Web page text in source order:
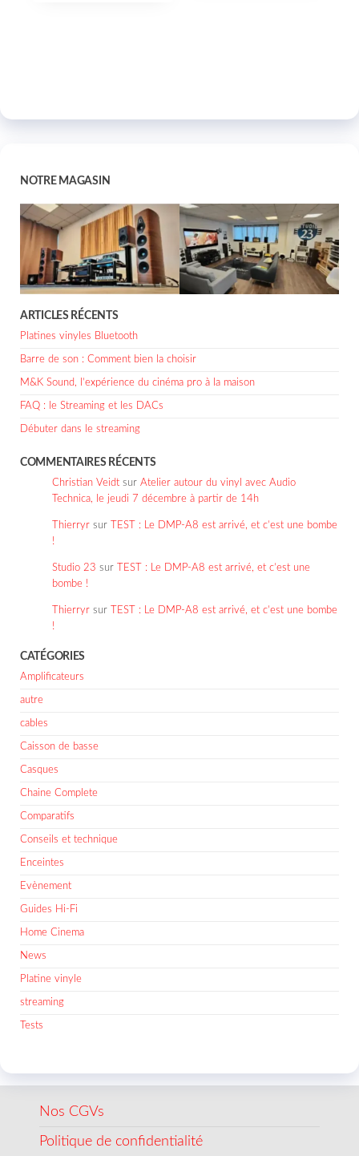
NOTRE MAGASIN
ARTICLES RÉCENTS
Platines vinyles Bluetooth
Barre de son : Comment bien la choisir
M&K Sound, l’expérience du cinéma pro à la maison
FAQ : le Streaming et les DACs
Débuter dans le streaming
COMMENTAIRES RÉCENTS
Christian Veidt sur Atelier autour du vinyl avec Audio
Technica, le jeudi 7 décembre à partir de 14h
Thierryr sur
TEST : Le DMP-A8 est arrivé, et c’est une bombe
!
Studio 23 sur
TEST : Le DMP-A8 est arrivé, et c’est une
bombe !
Thierryr sur
TEST : Le DMP-A8 est arrivé, et c’est une bombe
!
CATÉGORIES
Amplificateurs
autre
cables
Caisson de basse
Casques
Chaine Complete
Comparatifs
Conseils et technique
Enceintes
Evènement
Guides Hi-Fi
Home Cinema
News
Platine vinyle
streaming
Tests
Nos CGVs
Politique de confidentialité